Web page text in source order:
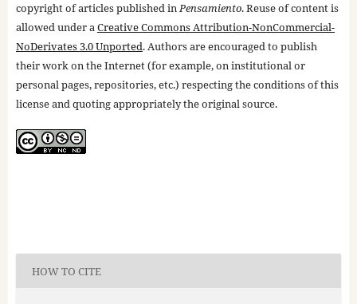
copyright of articles published inPensamiento. Reuse of content is
allowed under aCreative Commons Attribution-NonCommercial-
NoDerivates 3.0 Unported. Authors are encouraged to publish
their work on the Internet (for example, on institutional or
personal pages, repositories, etc.) respecting the conditions of this
license and quoting appropriately the original source.
HOW TO CITE